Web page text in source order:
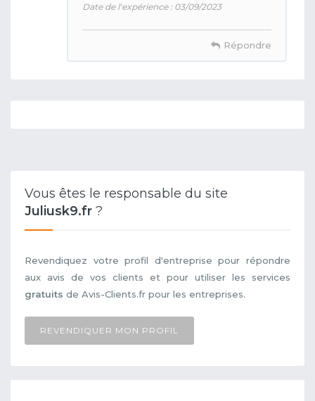
Date de l'expérience : 03/09/2023
Répondre
Vous êtes le responsable du site
Juliusk9.fr ?
Revendiquez votre profil d'entreprise pour répondre
aux avis de vos clients et pour utiliser les services
gratuits de Avis-Clients.fr pour les entreprises.
REVENDIQUER MON PROFIL